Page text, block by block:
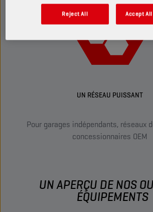
UN RÉSEAU PUISSANT
Pour garages indépendants, réseaux
concessionnaires OEM
UN APERÇU DE NOS
ÉQUIPEMENTS
Reject All Accept All